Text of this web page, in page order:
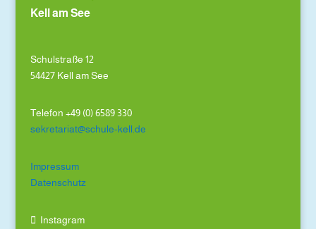
Kell am See
Schulstraße 12
54427 Kell am See
Telefon +49 (0) 6589 330
sekretariat@schule-kell.de
Impressum
Datenschutz
Instagram